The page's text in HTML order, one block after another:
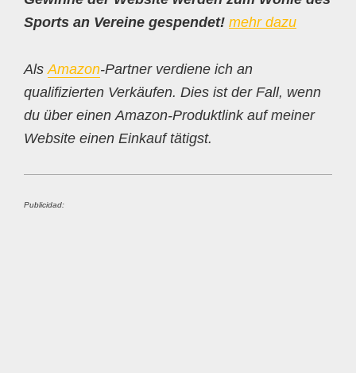
Sports an Vereine gespendet! mehr dazu
AlsAmazon-Partner verdiene ich an
qualifizierten Verkäufen. Dies ist der Fall, wenn
du über einen Amazon-Produktlink auf meiner
Website einen Einkauf tätigst.
Publicidad: